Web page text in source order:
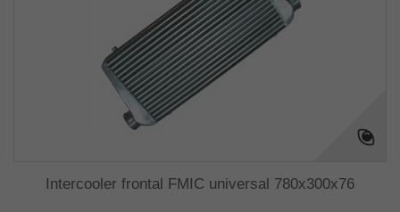
Intercooler frontal FMIC universal 780x300x76